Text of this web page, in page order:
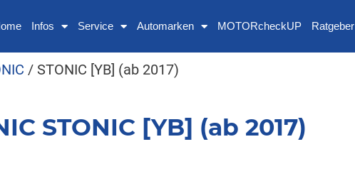
Infos Service Automarken MOTORcheckUP Ratgeber
/ STONIC [YB] (ab 2017)
STONIC [YB] (ab 2017)